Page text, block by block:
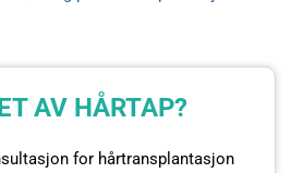
AV HÅRTAP?
for hårtransplantasjon